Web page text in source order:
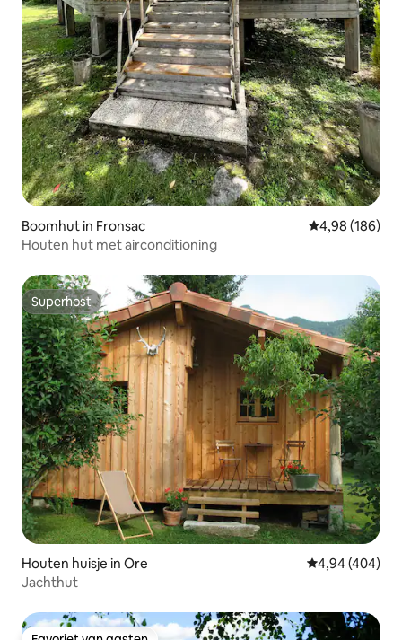
Boomhut in Fronsac Gemiddelde
4,98 (186)
Houten hut met airconditioning
Superhost
Superhost
Houten huisje in Ore Gemiddelde
4,94 (404)
Jachthut